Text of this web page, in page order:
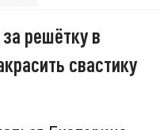
решётку в
свастику